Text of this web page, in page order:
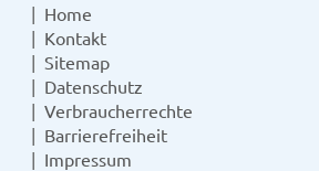
Home
Kontakt
Sitemap
Datenschutz
Verbraucherrechte
Barrierefreiheit
Impressum